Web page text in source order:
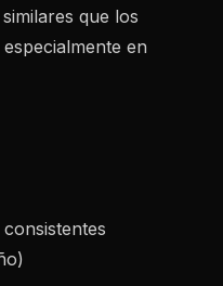
que los
en